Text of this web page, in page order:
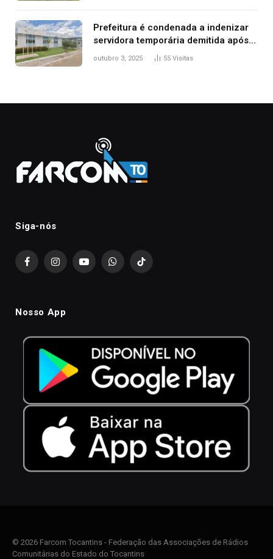
Prefeitura é condenada a indenizar
servidora temporária demitida após
nascimento da filha
outubro 3, 2025 55 Visitas
Siga-nós
FacebookInstagramYouTubeWhatsAppTikTok
Nosso App
© 2026 Farcom Tocantins - Federação das Associações de Rádios
Comunitárias do Estado do Tocantins